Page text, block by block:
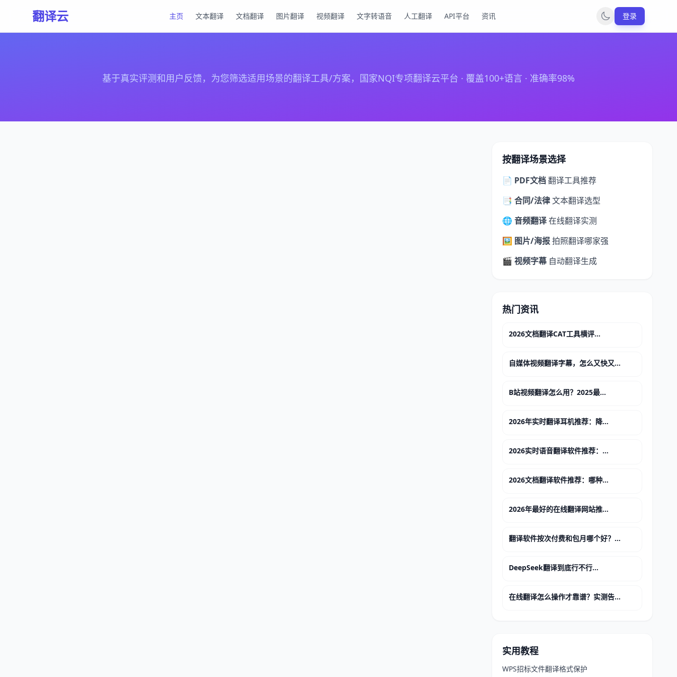
翻译云 主页 文本翻译 文档翻译 图片翻译 视频翻译 文字转语音 人工翻译 API平台 资讯 登录
基于真实评测和用户反馈，为您筛选适用场景的翻译工具/方案，国家NQI专项翻译云平台 · 覆盖100+语言 · 准确率98%
按翻译场景选择
📄 PDF文档翻译工具推荐
📑 合同/法律文本翻译选型
🌐 音频翻译在线翻译实测
🖼️ 图片/海报拍照翻译哪家强
🎬 视频字幕自动翻译生成
热门资讯
2026文档翻译CAT工具横评...
自媒体视频翻译字幕，怎么又快又...
B站视频翻译怎么用？2025最...
2026年实时翻译耳机推荐：降...
2026实时语音翻译软件推荐：...
2026文档翻译软件推荐：哪种...
2026年最好的在线翻译网站推...
翻译软件按次付费和包月哪个好？...
DeepSeek翻译到底行不行...
在线翻译怎么操作才靠谱？实测告...
实用教程
WPS招标文件翻译格式保护